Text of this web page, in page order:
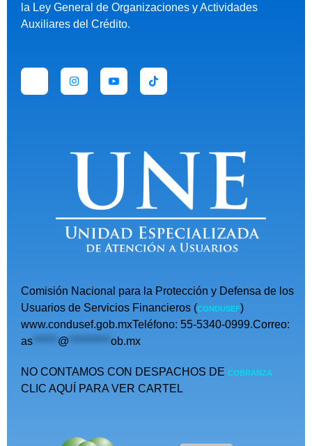
la Ley General de Organizaciones y Actividades
Auxiliares del Crédito.
Comisión Nacional para la Protección y Defensa de los
Usuarios de Servicios Financieros (CONDUSEF)
www.condusef.gob.mxTeléfono: 55-5340-0999.Correo:
as ****** @ ********** ob.mx
NO CONTAMOS CON DESPACHOS DE COBRANZA
CLIC AQUÍ PARA VER CARTEL